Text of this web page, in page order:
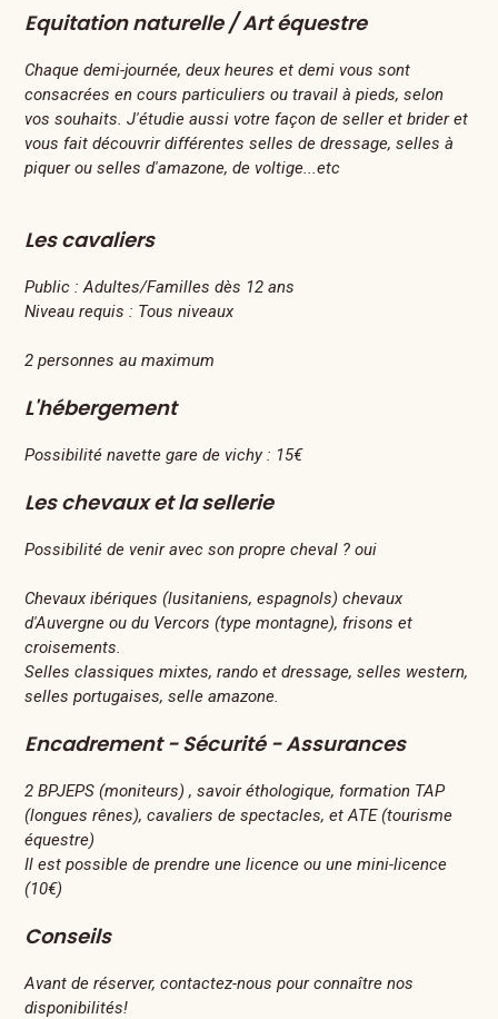
Equitation naturelle / Art équestre
Chaque demi-journée, deux heures et demi vous sont
consacrées en cours particuliers ou travail à pieds, selon
vos souhaits. J'étudie aussi votre façon de seller et brider et
vous fait découvrir différentes selles de dressage, selles à
piquer ou selles d'amazone, de voltige...etc
Les cavaliers
Public : Adultes/Familles dès 12 ans
Niveau requis : Tous niveaux
2 personnes au maximum
L'hébergement
Possibilité navette gare de vichy : 15€
Les chevaux et la sellerie
Possibilité de venir avec son propre cheval ? oui
Chevaux ibériques (lusitaniens, espagnols) chevaux
d'Auvergne ou du Vercors (type montagne), frisons et
croisements.
Selles classiques mixtes, rando et dressage, selles western,
selles portugaises, selle amazone.
Encadrement - Sécurité - Assurances
2 BPJEPS (moniteurs) , savoir éthologique, formation TAP
(longues rênes), cavaliers de spectacles, et ATE (tourisme
équestre)
Il est possible de prendre une licence ou une mini-licence
(10€)
Conseils
Avant de réserver, contactez-nous pour connaître nos
disponibilités!